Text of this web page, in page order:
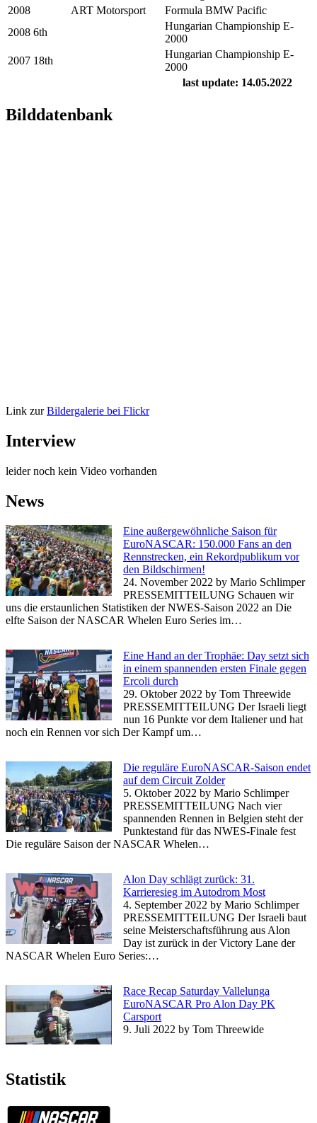
2008
ART Motorsport
Formula BMW Pacific
2008 6th
Hungarian Championship E-
2000
2007 18th
Hungarian Championship E-
2000
last update: 14.05.2022
Bilddatenbank
Link zurBildergalerie bei Flickr
Interview
leider noch kein Video vorhanden
News
Eine außergewöhnliche Saison für
EuroNASCAR: 150.000 Fans an den
Rennstrecken, ein Rekordpublikum vor
den Bildschirmen!
24. November 2022 by Mario Schlimper
PRESSEMITTEILUNG Schauen wir
uns die erstaunlichen Statistiken der NWES-Saison 2022 an Die
elfte Saison der NASCAR Whelen Euro Series im…
Eine Hand an der Trophäe: Day setzt sich
in einem spannenden ersten Finale gegen
Ercoli durch
29. Oktober 2022 by Tom Threewide
PRESSEMITTEILUNG Der Israeli liegt
nun 16 Punkte vor dem Italiener und hat
noch ein Rennen vor sich Der Kampf um…
Die reguläre EuroNASCAR-Saison endet
auf dem Circuit Zolder
5. Oktober 2022 by Mario Schlimper
PRESSEMITTEILUNG Nach vier
spannenden Rennen in Belgien steht der
Punktestand für das NWES-Finale fest
Die reguläre Saison der NASCAR Whelen…
Alon Day schlägt zurück: 31.
Karrieresieg im Autodrom Most
4. September 2022 by Mario Schlimper
PRESSEMITTEILUNG Der Israeli baut
seine Meisterschaftsführung aus Alon
Day ist zurück in der Victory Lane der
NASCAR Whelen Euro Series:…
Race Recap Saturday Vallelunga
EuroNASCAR Pro Alon Day PK
Carsport
9. Juli 2022 by Tom Threewide
Statistik